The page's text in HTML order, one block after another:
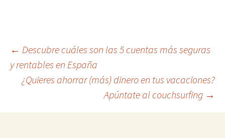
Navegación
de
entradas
← Descubre cuáles son las 5 cuentas más seguras
y rentables en España
¿Quieres ahorrar (más) dinero en tus vacaciones?
Apúntate al couchsurfing →